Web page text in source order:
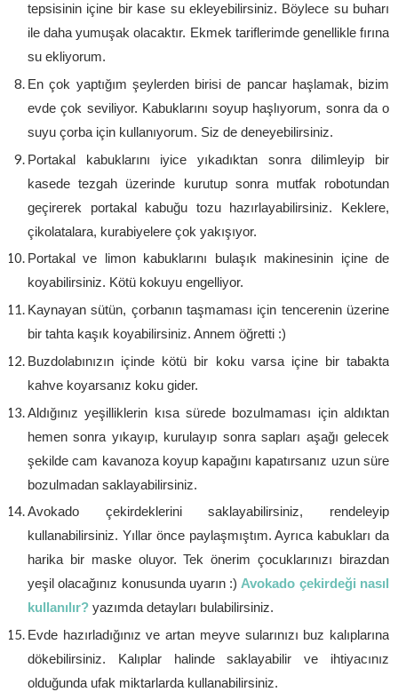
tepsisinin içine bir kase su ekleyebilirsiniz. Böylece su buharı
ile daha yumuşak olacaktır. Ekmek tariflerimde genellikle fırına
su ekliyorum.
En çok yaptığım şeylerden birisi de pancar haşlamak, bizim
evde çok seviliyor. Kabuklarını soyup haşlıyorum, sonra da o
suyu çorba için kullanıyorum. Siz de deneyebilirsiniz.
Portakal kabuklarını iyice yıkadıktan sonra dilimleyip bir
kasede tezgah üzerinde kurutup sonra mutfak robotundan
geçirerek portakal kabuğu tozu hazırlayabilirsiniz. Keklere,
çikolatalara, kurabiyelere çok yakışıyor.
Portakal ve limon kabuklarını bulaşık makinesinin içine de
koyabilirsiniz. Kötü kokuyu engelliyor.
Kaynayan sütün, çorbanın taşmaması için tencerenin üzerine
bir tahta kaşık koyabilirsiniz. Annem öğretti :)
Buzdolabınızın içinde kötü bir koku varsa içine bir tabakta
kahve koyarsanız koku gider.
Aldığınız yeşilliklerin kısa sürede bozulmaması için aldıktan
hemen sonra yıkayıp, kurulayıp sonra sapları aşağı gelecek
şekilde cam kavanoza koyup kapağını kapatırsanız uzun süre
bozulmadan saklayabilirsiniz.
Avokado çekirdeklerini saklayabilirsiniz, rendeleyip
kullanabilirsiniz. Yıllar önce paylaşmıştım. Ayrıca kabukları da
harika bir maske oluyor. Tek önerim çocuklarınızı birazdan
yeşil olacağınız konusunda uyarın :)Avokado çekirdeği nasıl
kullanılır? yazımda detayları bulabilirsiniz.
Evde hazırladığınız ve artan meyve sularınızı buz kalıplarına
dökebilirsiniz. Kalıplar halinde saklayabilir ve ihtiyacınız
olduğunda ufak miktarlarda kullanabilirsiniz.